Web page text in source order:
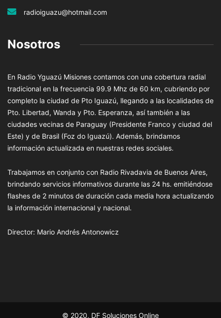
radioiguazu@hotmail.com
Nosotros
En Radio Yguazú Misiones contamos con una cobertura radial
tradicional en la frecuencia 99.9 Mhz de 60 km, cubriendo por
completo la ciudad de Pto Iguazú, llegando a las localidades de
Pto. Libertad, Wanda y Pto. Esperanza, así también a las
ciudades vecinas de Paraguay (Presidente Franco y ciudad del
Este) y de Brasil (Foz do Iguazú). Además, brindamos
información actualizada en nuestras redes sociales.
Trabajamos en conjunto con Radio Rivadavia de Buenos Aires,
brindando servicios informativos durante las 24 hs. emitiéndose
flashes de 2 minutos de duración cada media hora actualizando
la información internacional y nacional.
Director: Mario Andrés Antonowicz
© 2020, DF Soluciones Online